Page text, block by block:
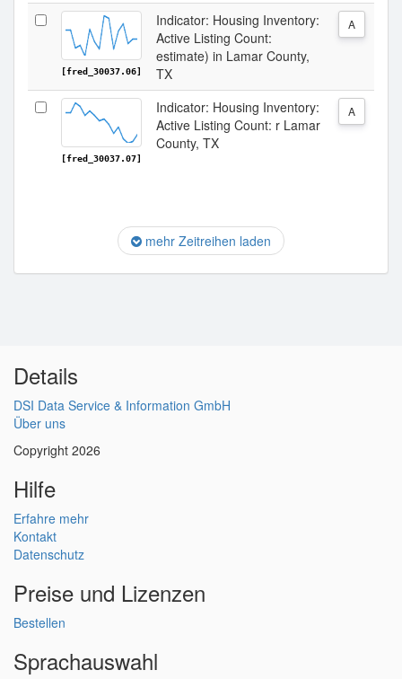
[fred_30037.06]
Indicator: Housing Inventory:
Active Listing Count:
estimate) in Lamar County,
TX
A
[fred_30037.07]
Indicator: Housing Inventory:
Active Listing Count: r Lamar
County, TX
A
mehr Zeitreihen laden
Details
DSI Data Service & Information GmbH
Über uns
Copyright 2026
Hilfe
Erfahre mehr
Kontakt
Datenschutz
Preise und Lizenzen
Bestellen
Sprachauswahl